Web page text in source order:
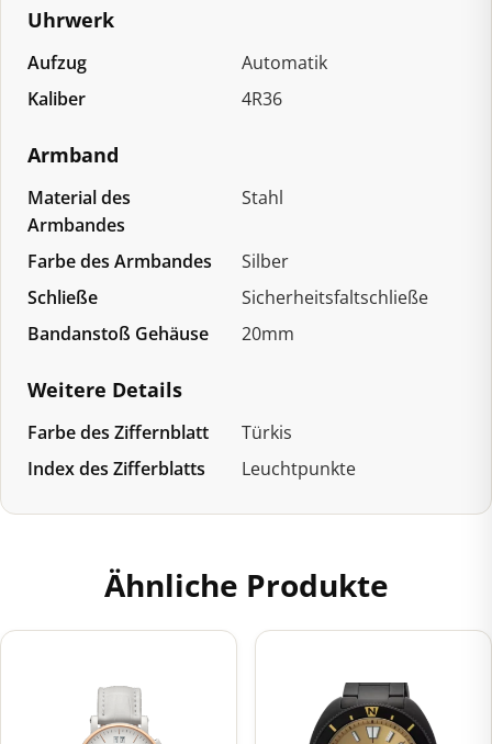
Uhrwerk
Aufzug
Automatik
Kaliber
4R36
Armband
Material des
Armbandes
Stahl
Farbe des Armbandes
Silber
Schließe
Sicherheitsfaltschließe
Bandanstoß Gehäuse
20mm
Weitere Details
Farbe des Ziffernblatt
Türkis
Index des Zifferblatts
Leuchtpunkte
Ähnliche Produkte